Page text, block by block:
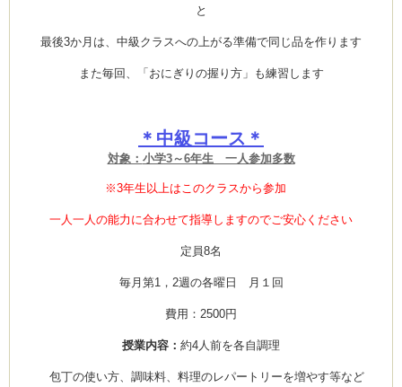
と
最後3か月は、中級クラスへの上がる準備で同じ品を作ります
また毎回、「おにぎりの握り方」も練習します
＊中級コース＊
対象： 小学3～6年生 一人参加多数
※3年生以上はこのクラスから参加
一人一人の能力に合わせて指導しますのでご安心ください
定員8名
毎月第1，2週の各曜日 月１回
費用：2500円
授業内容： 約4人前を各自調理
包丁の使い方、調味料、料理のレパートリーを増やす等など